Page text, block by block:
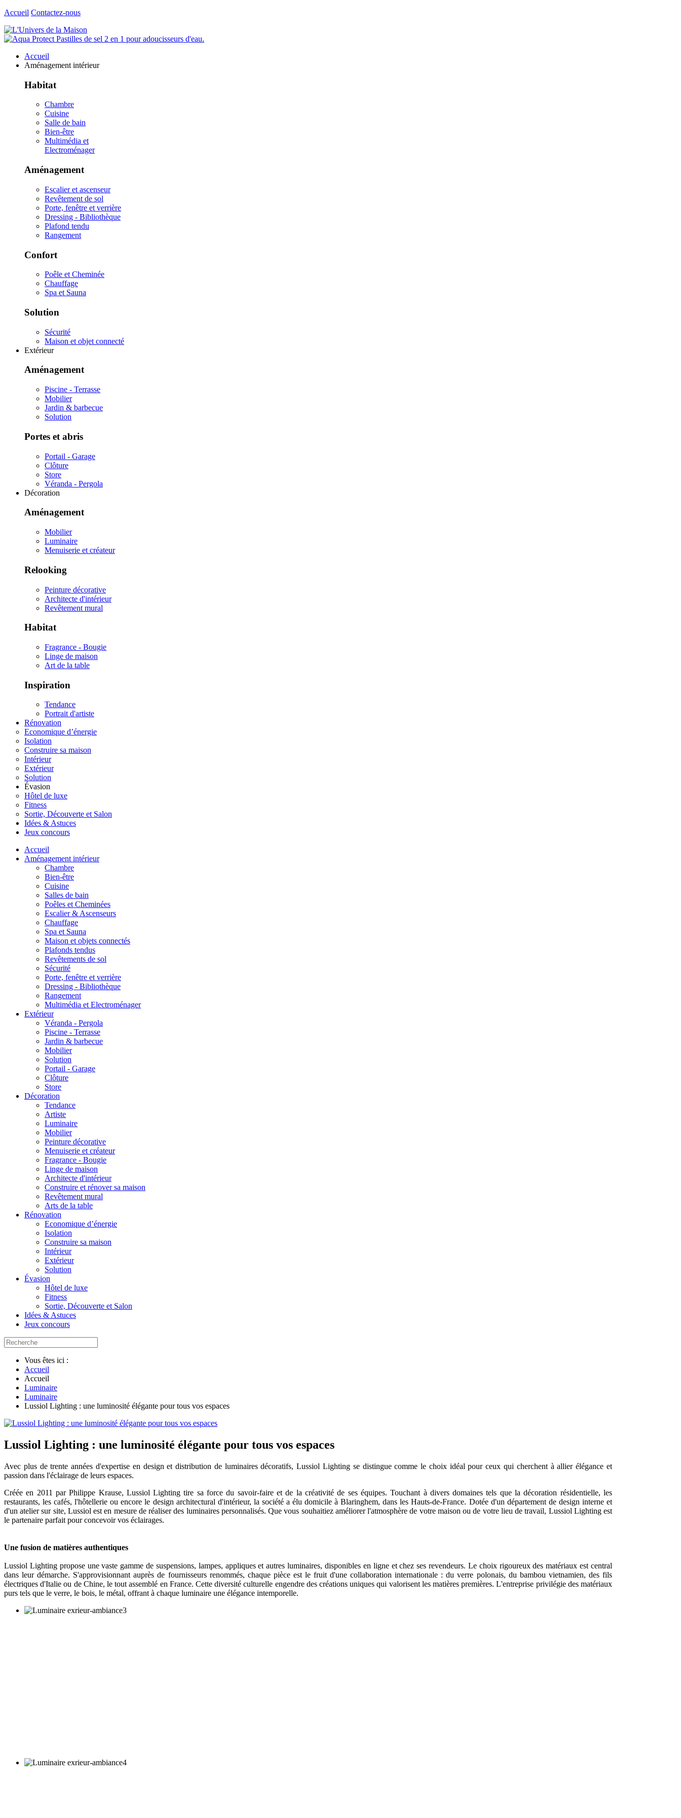
Accueil Contactez-nous
Accueil
Aménagement intérieur
Habitat
Chambre
Cuisine
Salle de bain
Bien-être
Multimédia et
Electroménager
Aménagement
Escalier et ascenseur
Revêtement de sol
Porte, fenêtre et verrière
Dressing - Bibliothèque
Plafond tendu
Rangement
Confort
Poêle et Cheminée
Chauffage
Spa et Sauna
Solution
Sécurité
Maison et objet connecté
Extérieur
Aménagement
Piscine - Terrasse
Mobilier
Jardin & barbecue
Solution
Portes et abris
Portail - Garage
Clôture
Store
Véranda - Pergola
Décoration
Aménagement
Mobilier
Luminaire
Menuiserie et créateur
Relooking
Peinture décorative
Architecte d'intérieur
Revêtement mural
Habitat
Fragrance - Bougie
Linge de maison
Art de la table
Inspiration
Tendance
Portrait d'artiste
Rénovation
Economique d’énergie
Isolation
Construire sa maison
Intérieur
Extérieur
Solution
Évasion
Hôtel de luxe
Fitness
Sortie, Découverte et Salon
Idées & Astuces
Jeux concours
Accueil
Aménagement intérieur
Chambre
Bien-être
Cuisine
Salles de bain
Poêles et Cheminées
Escalier & Ascenseurs
Chauffage
Spa et Sauna
Maison et objets connectés
Plafonds tendus
Revêtements de sol
Sécurité
Porte, fenêtre et verrière
Dressing - Bibliothèque
Rangement
Multimédia et Electroménager
Extérieur
Véranda - Pergola
Piscine - Terrasse
Jardin & barbecue
Mobilier
Solution
Portail - Garage
Clôture
Store
Décoration
Tendance
Artiste
Luminaire
Mobilier
Peinture décorative
Menuiserie et créateur
Fragrance - Bougie
Linge de maison
Architecte d'intérieur
Construire et rénover sa maison
Revêtement mural
Arts de la table
Rénovation
Economique d’énergie
Isolation
Construire sa maison
Intérieur
Extérieur
Solution
Évasion
Hôtel de luxe
Fitness
Sortie, Découverte et Salon
Idées & Astuces
Jeux concours
Vous êtes ici :
Accueil
Accueil
Luminaire
Luminaire
Lussiol Lighting : une luminosité élégante pour tous vos espaces
Lussiol Lighting : une luminosité élégante pour tous vos espaces
Avec plus de trente années d'expertise en design et distribution de luminaires décoratifs, Lussiol Lighting se distingue comme le choix idéal pour ceux qui cherchent à allier élégance et
passion dans l'éclairage de leurs espaces.
Créée en 2011 par Philippe Krause, Lussiol Lighting tire sa force du savoir-faire et de la créativité de ses équipes. Touchant à divers domaines tels que la décoration résidentielle, les
restaurants, les cafés, l'hôtellerie ou encore le design architectural d'intérieur, la société a élu domicile à Blaringhem, dans les Hauts-de-France. Dotée d'un département de design interne et
d'un atelier sur site, Lussiol est en mesure de réaliser des luminaires personnalisés. Que vous souhaitiez améliorer l'atmosphère de votre maison ou de votre lieu de travail, Lussiol Lighting est
le partenaire parfait pour concevoir vos éclairages.
Une fusion de matières authentiques
Lussiol Lighting propose une vaste gamme de suspensions, lampes, appliques et autres luminaires, disponibles en ligne et chez ses revendeurs. Le choix rigoureux des matériaux est central
dans leur démarche. S'approvisionnant auprès de fournisseurs renommés, chaque pièce est le fruit d'une collaboration internationale : du verre polonais, du bambou vietnamien, des fils
électriques d'Italie ou de Chine, le tout assemblé en France. Cette diversité culturelle engendre des créations uniques qui valorisent les matières premières. L'entreprise privilégie des matériaux
purs tels que le verre, le bois, le métal, offrant à chaque luminaire une élégance intemporelle.